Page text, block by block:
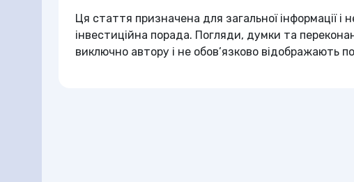
Ця стаття призначена для загальної інформації
інвестиційна порада. Погляди, думки та
виключно автору і не обов’язково відображають